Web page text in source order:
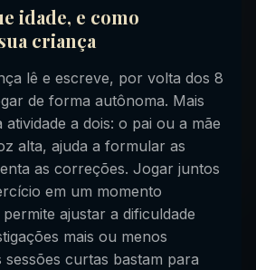
idade, e como
criança
lê e escreve, por volta dos 8
de forma autônoma. Mais
a dois: o pai ou a mãe
alta, ajuda a formular as
as correções. Jogar juntos
em um momento
ajustar a dificuldade
mais ou menos
sessões curtas bastam para